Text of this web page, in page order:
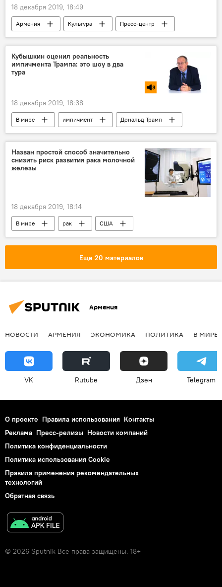
18 декабря 2019, 18:49
Армения Культура
Пресс-центр
Новости Армения
Константин Орбелян
концерт
Кубышкин оценил реальность
импичмента Трампа: это шоу в два
тура
18 декабря 2019, 18:38
В мире импичмент
Дональд Трамп
эксперт
Голос
Назван простой способ значительно
снизить риск развития рака молочной
железы
18 декабря 2019, 18:14
В мире рак США
Еще 20 материалов
Армения
НОВОСТИ АРМЕНИЯ ЭКОНОМИКА ПОЛИТИКА В МИРЕ
VK Rutube Дзен Telegram
О проекте Правила использования Контакты
Реклама Пресс-релизы Новости компаний
Политика конфиденциальности
Политика использования Cookie
Правила применения рекомендательных
технологий
Обратная связь
© 2026 Sputnik Все права защищены. 18+